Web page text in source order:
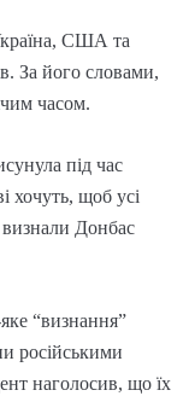
США та
За його словами,
часом.
під час
хочуть, щоб усі
визнали Донбас
“визнання”
російськими
наголосив, що їх